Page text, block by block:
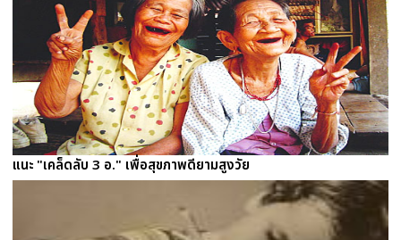
แนะ "เคล็ดลับ 3 อ." เพื่อสุขภาพดียามสูงวัย